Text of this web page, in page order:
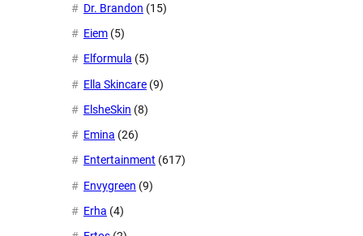
Dr. Brandon (15)
Eiem (5)
Elformula (5)
Ella Skincare (9)
ElsheSkin (8)
Emina (26)
Entertainment (617)
Envygreen (9)
Erha (4)